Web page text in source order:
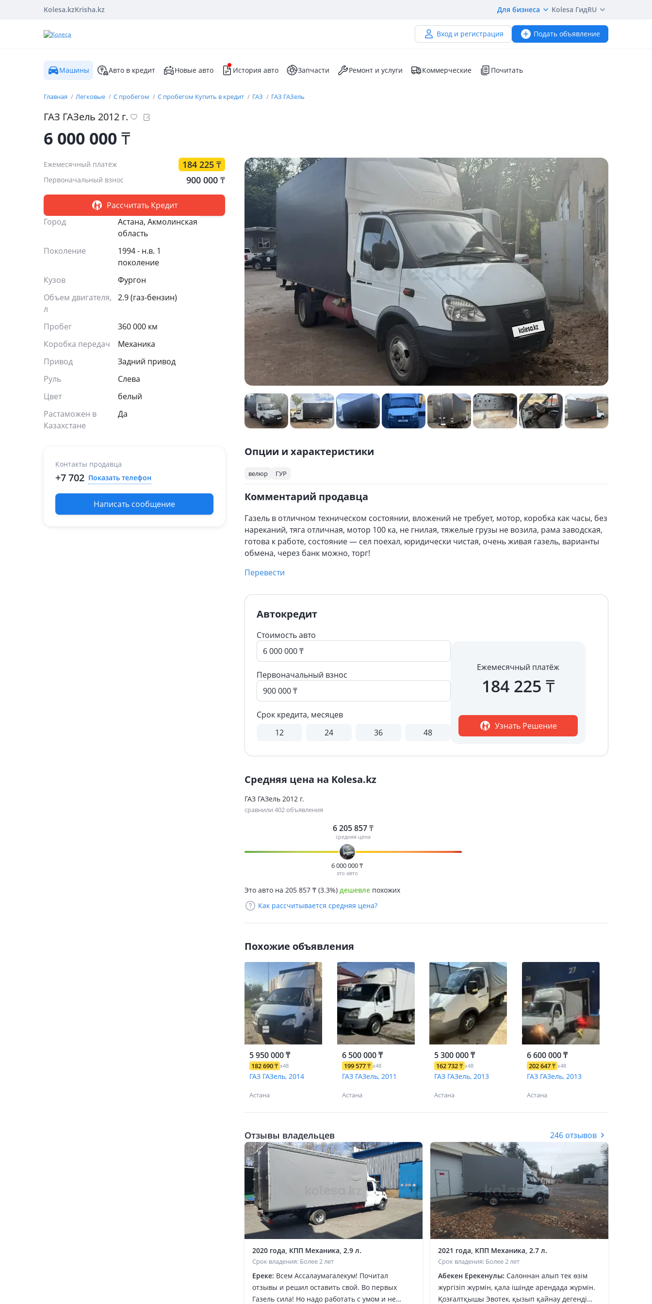
Kolesa.kzKrisha.kz Для бизнеса Kolesa ГидRU
Вход и регистрация Подать объявление
Машины Авто в кредит Новые авто История авто Запчасти Ремонт и услуги Коммерческие Почитать
Главная Легковые С пробегом С пробегом Купить в кредит ГАЗ ГАЗ ГАЗель
ГАЗ ГАЗель 2012 г.
6 000 000₸
Ежемесячный платёж 184 225 ₸
Первоначальный взнос 900 000 ₸
Рассчитать Кредит
Город
Астана, Акмолинская
область
Поколение
1994 - н.в. 1
поколение
Кузов
Фургон
Объем двигателя,
л
2.9 (газ-бензин)
Пробег
360 000 км
Коробка передач
Механика
Привод
Задний привод
Руль
Слева
Цвет
белый
Растаможен в
Казахстане
Да
Контакты продавца
+7 702 Показать телефон
Написать сообщение
Опции и характеристики
велюр ГУР
Комментарий продавца
Газель в отличном техническом состоянии, вложений не требует, мотор, коробка как часы, без
нареканий, тяга отличная, мотор 100 ка, не гнилая, тяжелые грузы не возила, рама заводская,
готова к работе, состояние — сел поехал, юридически чистая, очень живая газель, варианты
обмена, через банк можно, торг!
Перевести
Автокредит
Стоимость авто
Первоначальный взнос
Срок кредита, месяцев
12
24 36 48
Ежемесячный платёж
184 225 ₸
Узнать Решение
Средняя цена на Kolesa.kz
ГАЗ ГАЗель 2012 г.
сравнили 402 объявления
6 205 857₸
средняя цена
6 000 000₸
это авто
Это авто на 205 857 ₸ (3.3%) дешевле похожих
Как рассчитывается средняя цена?
Похожие объявления
5 950 000 ₸
182 690₸ x48
ГАЗ ГАЗель, 2014
Астана
6 500 000 ₸
199 577₸ x48
ГАЗ ГАЗель, 2011
Астана
5 300 000 ₸
162 732₸ x48
ГАЗ ГАЗель, 2013
Астана
6 600 000 ₸
202 647₸ x48
ГАЗ ГАЗель, 2013
Астана
Отзывы владельцев 246 отзывов
2020 года, КПП Механика, 2.9 л.
Срок владения: Более 2 лет
Ереке: Всем Ассалаумагалекум! Почитал
отзывы и решил оставить свой. Во первых
Газель сила! Но надо работать с умом и не
2021 года, КПП Механика, 2.7 л.
Срок владения: Более 2 лет
Абекен Ерекенулы: Салоннан алып тек өзім
жүргізіп жүрмін, қала ішінде арендада жүрмін.
Қозғалтқышы Эвотек, қызып қайнау дегенді